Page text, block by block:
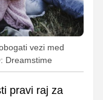
vezi med
Dreamstime
pravi raj za